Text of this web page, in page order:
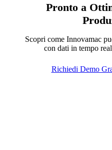
Pronto a
Scopri come Innovamac
con dati in tempo
Richiedi Demo